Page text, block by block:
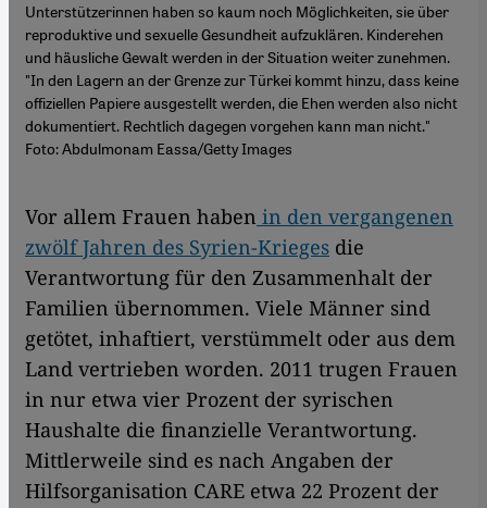
Unterstützerinnen haben so kaum noch Möglichkeiten, sie über
reproduktive und sexuelle Gesundheit aufzuklären. Kinderehen
und häusliche Gewalt werden in der Situation weiter zunehmen.
"In den Lagern an der Grenze zur Türkei kommt hinzu, dass keine
offiziellen Papiere ausgestellt werden, die Ehen werden also nicht
dokumentiert. Rechtlich dagegen vorgehen kann man nicht."
Foto: Abdulmonam Eassa/Getty Images
Vor allem Frauen haben in den vergangenen
zwölf Jahren des Syrien-Krieges die
Verantwortung für den Zusammenhalt der
Familien übernommen. Viele Männer sind
getötet, inhaftiert, verstümmelt oder aus dem
Land vertrieben worden. 2011 trugen Frauen
in nur etwa vier Prozent der syrischen
Haushalte die finanzielle Verantwortung.
Mittlerweile sind es nach Angaben der
Hilfsorganisation CARE etwa 22 Prozent der